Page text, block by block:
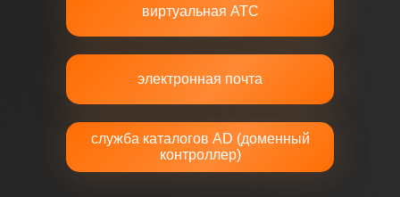
виртуальная АТС
электронная почта
служба каталогов AD (доменный
контроллер)
CPU (2,3-2,6 Ghz)
CPU (3,0-3,2 Ghz)